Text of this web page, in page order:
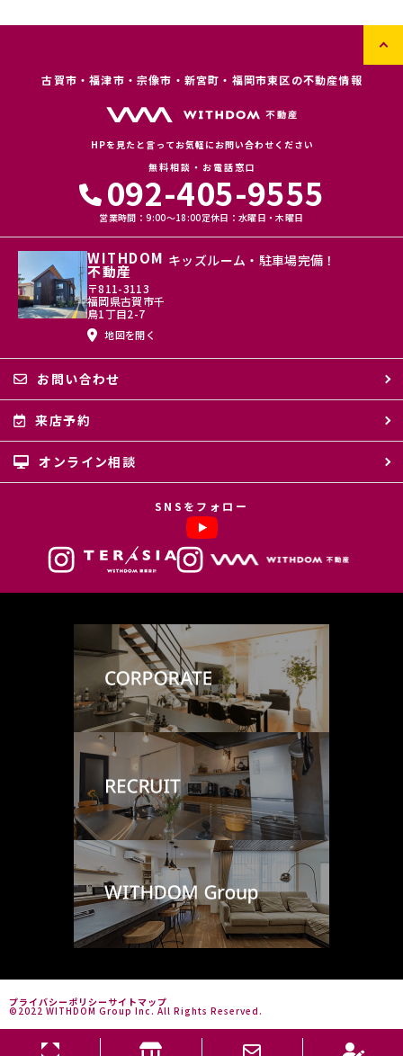
古賀市・福津市・宗像市・新宮町・福岡市東区の不動産情報
HPを見たと言ってお気軽にお問い合わせください
無料相談・お電話窓口
092-405-9555
営業時間：9:00〜18:00定休日：水曜日・木曜日
WITHDOM
不動産
〒811-3113
福岡県古賀市千
鳥1丁目2-7
地図を開く
キッズルーム・駐車場完備！
お問い合わせ
来店予約
オンライン相談
SNSをフォロー
プライバシーポリシー サイトマップ
©2022 WITHDOM Group Inc. All Rights Reserved.